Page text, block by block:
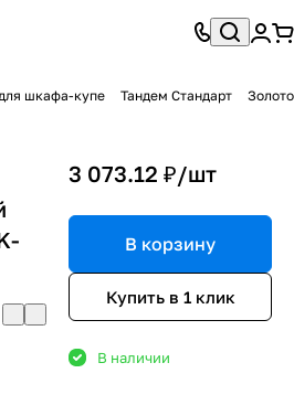
шкафа-купе Тандем Стандарт
3 073.12 ₽/шт
В корзину
Купить в 1 клик
В наличии